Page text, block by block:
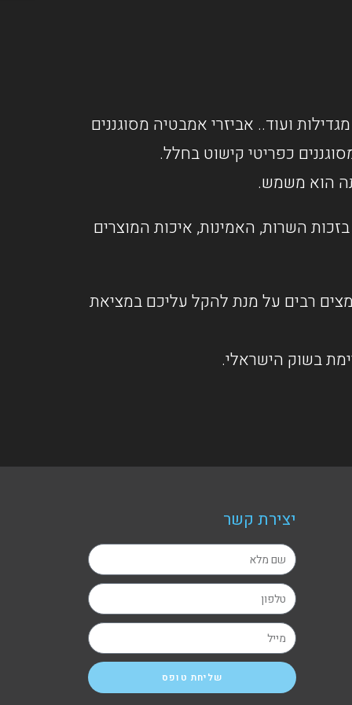
ועוד.. אביזרי אמבטיה מסוגננים
כפריטי קישוט בחלל.
הוא משמש.
השרות, האמינות, איכות המוצרים
רבים על מנת להקל עליכם במציאת
בשוק הישראלי.
יצירת קשר
שליחת טופס